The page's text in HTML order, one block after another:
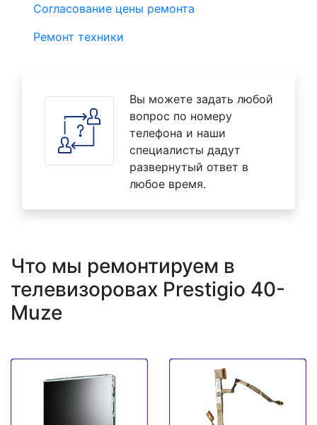
Согласование цены ремонта
Ремонт техники
Вы можете задать любой
вопрос по номеру
телефона и наши
специалисты дадут
развернутый ответ в
любое время.
Что мы ремонтируем в
телевизоровах Prestigio 40-
Muze